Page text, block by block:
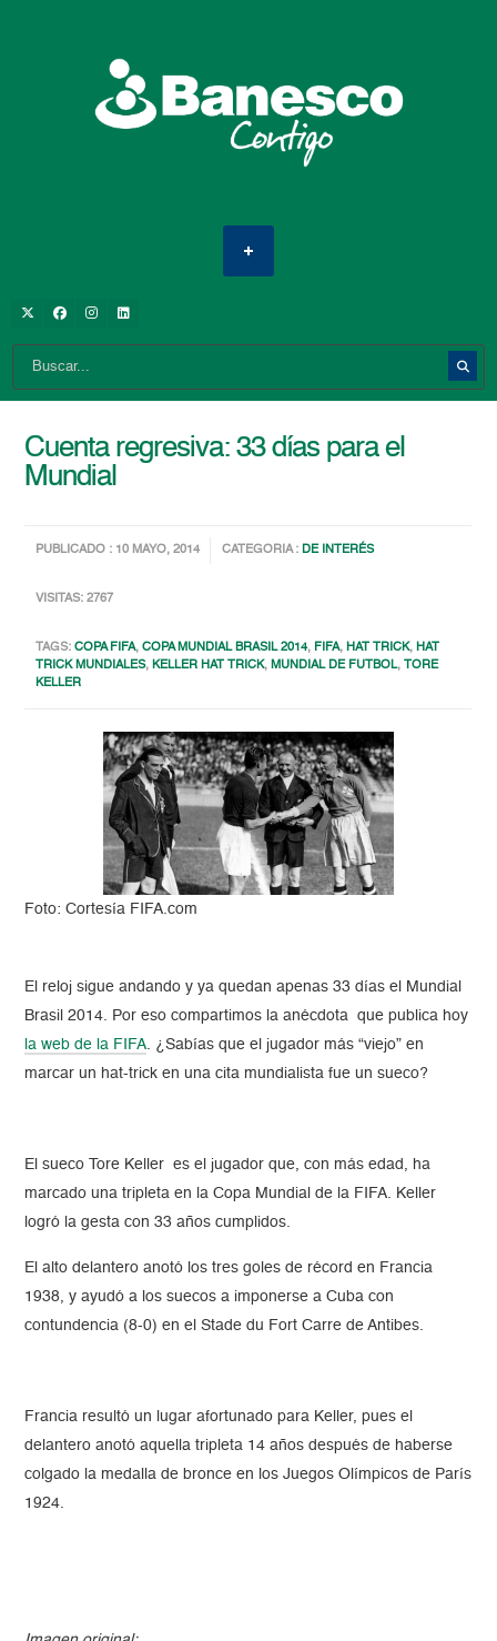
Cuenta regresiva: 33 días para el
Mundial
PUBLICADO : 10 MAYO, 2014 CATEGORIA :DE INTERÉS
VISITAS: 2767
TAGS:COPA FIFA,COPA MUNDIAL BRASIL 2014, FIFA,HAT TRICK,HAT
TRICK MUNDIALES,KELLER HAT TRICK,MUNDIAL DE FUTBOL, TORE
KELLER
Foto: Cortesía FIFA.com
El reloj sigue andando y ya quedan apenas 33 días el Mundial
Brasil 2014. Por eso compartimos la anécdota que publica hoy
la web de la FIFA. ¿Sabías que el jugador más “viejo” en
marcar un hat-trick en una cita mundialista fue un sueco?
El sueco Tore Keller es el jugador que, con más edad, ha
marcado una tripleta en la Copa Mundial de la FIFA. Keller
logró la gesta con 33 años cumplidos.
El alto delantero anotó los tres goles de récord en Francia
1938, y ayudó a los suecos a imponerse a Cuba con
contundencia (8-0) en el Stade du Fort Carre de Antibes.
Francia resultó un lugar afortunado para Keller, pues el
delantero anotó aquella tripleta 14 años después de haberse
colgado la medalla de bronce en los Juegos Olímpicos de París
1924.